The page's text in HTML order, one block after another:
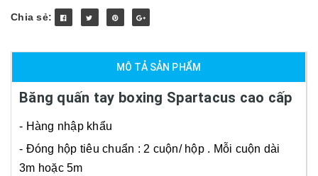
Chia sẻ:
MÔ TẢ SẢN PHẨM
Băng quấn tay boxing Spartacus cao cấp
- Hàng nhập khẩu
- Đóng hộp tiêu chuẩn : 2 cuộn/ hộp . Mỗi cuộn dài
3m hoặc 5m